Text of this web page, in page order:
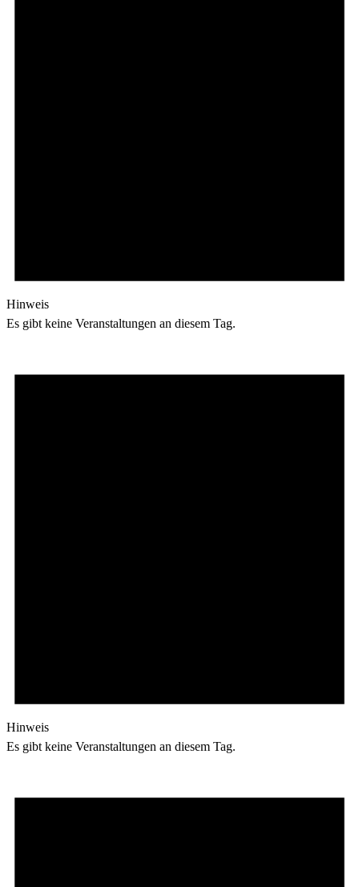
Hinweis
Es gibt keine Veranstaltungen an diesem Tag.
Hinweis
Es gibt keine Veranstaltungen an diesem Tag.